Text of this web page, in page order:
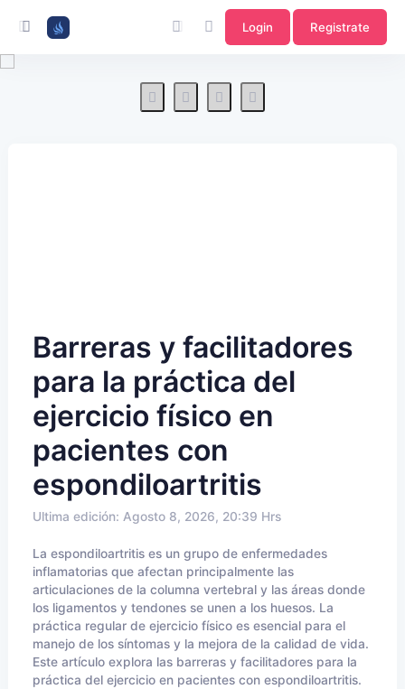
Login Registrate
Barreras y facilitadores
para la práctica del
ejercicio físico en
pacientes con
espondiloartritis
Ultima edición: Agosto 8, 2026, 20:39 Hrs
La espondiloartritis es un grupo de enfermedades
inflamatorias que afectan principalmente las
articulaciones de la columna vertebral y las áreas donde
los ligamentos y tendones se unen a los huesos. La
práctica regular de ejercicio físico es esencial para el
manejo de los síntomas y la mejora de la calidad de vida.
Este artículo explora las barreras y facilitadores para la
práctica del ejercicio en pacientes con espondiloartritis.